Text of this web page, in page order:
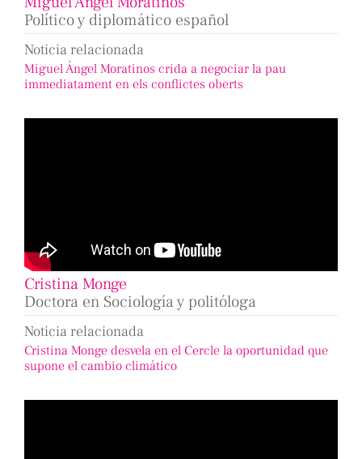
Político y diplomático español
Noticia relacionada
Miguel Ángel Moratinos crida a negociar la pau
immediatament en els conflictes oberts
Cristina Monge
Doctora en Sociología y politóloga
Noticia relacionada
Cristina Monge desvela en el Cercle la oportunidad que
supone el cambio climático